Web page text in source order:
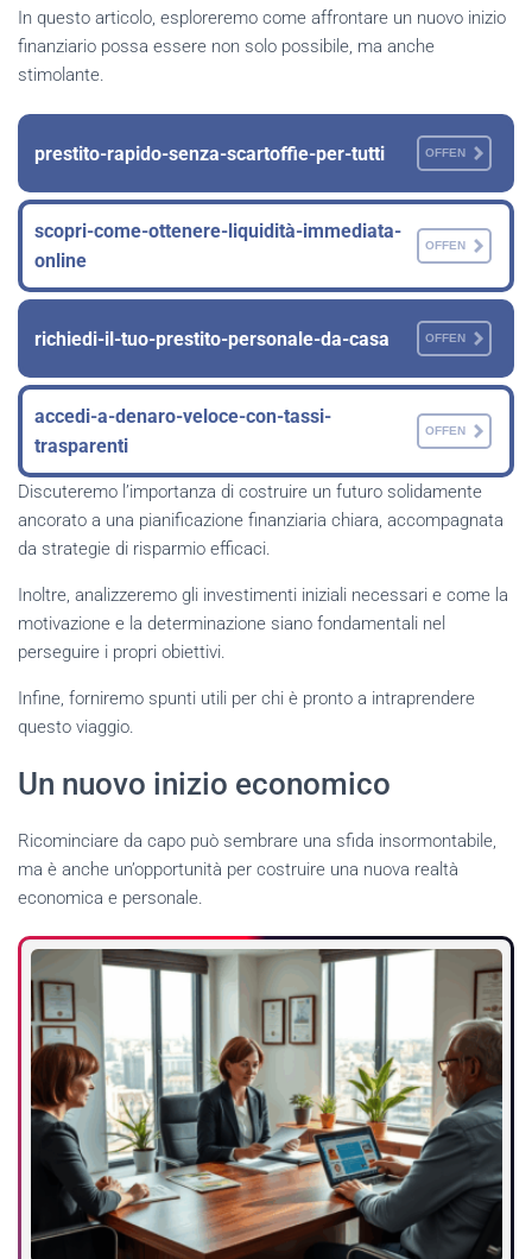
In questo articolo, esploreremo come affrontare un nuovo inizio
finanziario possa essere non solo possibile, ma anche
stimolante.
prestito-rapido-senza-scartoffie-per-tutti OFFEN
scopri-come-ottenere-liquidità-immediata-
online
OFFEN
richiedi-il-tuo-prestito-personale-da-casa OFFEN
accedi-a-denaro-veloce-con-tassi-
trasparenti
OFFEN
Discuteremo l’importanza di costruire un futuro solidamente
ancorato a una pianificazione finanziaria chiara, accompagnata
da strategie di risparmio efficaci.
Inoltre, analizzeremo gli investimenti iniziali necessari e come la
motivazione e la determinazione siano fondamentali nel
perseguire i propri obiettivi.
Infine, forniremo spunti utili per chi è pronto a intraprendere
questo viaggio.
Un nuovo inizio economico
Ricominciare da capo può sembrare una sfida insormontabile,
ma è anche un’opportunità per costruire una nuova realtà
economica e personale.